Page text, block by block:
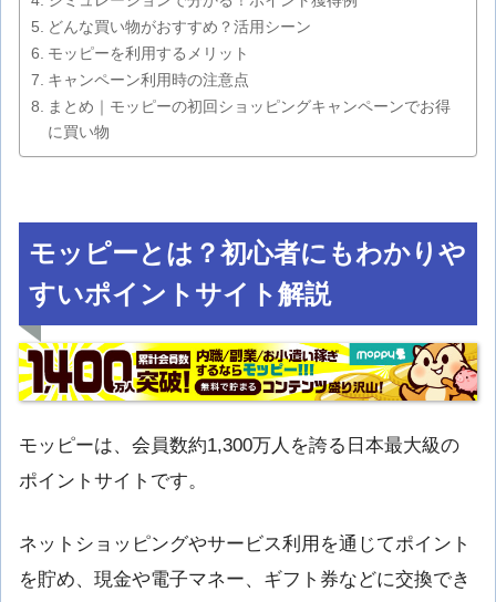
どんな買い物がおすすめ？活用シーン
モッピーを利用するメリット
キャンペーン利用時の注意点
まとめ｜モッピーの初回ショッピングキャンペーンでお得
に買い物
モッピーとは？初心者にもわかりや
すいポイントサイト解説
モッピーは、会員数約1,300万人を誇る日本最大級の
ポイントサイトです。
ネットショッピングやサービス利用を通じてポイント
を貯め、現金や電子マネー、ギフト券などに交換でき